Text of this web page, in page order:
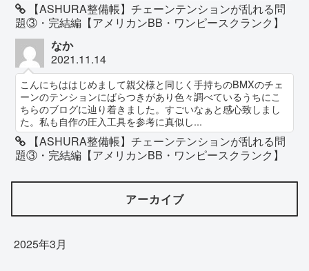
【ASHURA整備帳】チェーンテンションが乱れる問
題③・完結編【アメリカンBB・ワンピースクランク】
なか
2021.11.14
こんにちははじめまして親父様と同じく手持ちのBMXのチェ
ーンのテンションにばらつきがあり色々調べているうちにこ
ちらのブログに辿り着きました。すごいなぁと感心致しまし
た。私も自作の圧入工具を参考に真似し...
【ASHURA整備帳】チェーンテンションが乱れる問
題③・完結編【アメリカンBB・ワンピースクランク】
アーカイブ
2025年3月